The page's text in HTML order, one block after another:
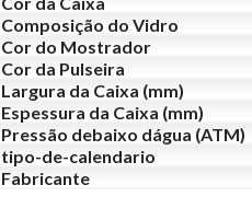
Composição do Vidro
Cor do Mostrador
Cor da Pulseira
Largura da Caixa (mm)
Espessura da Caixa (mm)
Pressão debaixo dágua (ATM)
tipo-de-calendario
Fabricante